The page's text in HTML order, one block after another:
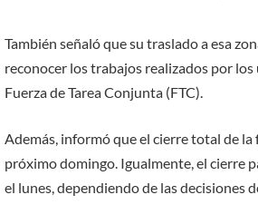
También señaló que su traslado a esa
reconocer los trabajos realizados por
Fuerza de Tarea Conjunta (FTC).
Además, informó que el cierre total de la
próximo domingo. Igualmente, el cierre
el lunes, dependiendo de las decisiones